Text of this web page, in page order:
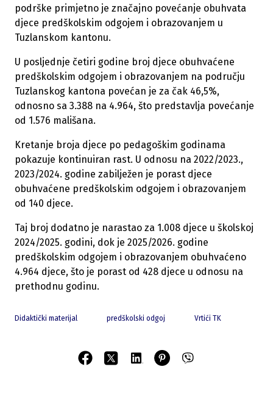
podrške primjetno je značajno povećanje obuhvata
djece predškolskim odgojem i obrazovanjem u
Tuzlanskom kantonu.
U posljednje četiri godine broj djece obuhvaćene
predškolskim odgojem i obrazovanjem na području
Tuzlanskog kantona povećan je za čak 46,5%,
odnosno sa 3.388 na 4.964, što predstavlja povećanje
od 1.576 mališana.
Kretanje broja djece po pedagoškim godinama
pokazuje kontinuiran rast. U odnosu na 2022/2023.,
2023/2024. godine zabilježen je porast djece
obuhvaćene predškolskim odgojem i obrazovanjem
od 140 djece.
Taj broj dodatno je narastao za 1.008 djece u školskoj
2024/2025. godini, dok je 2025/2026. godine
predškolskim odgojem i obrazovanjem obuhvaćeno
4.964 djece, što je porast od 428 djece u odnosu na
prethodnu godinu.
Didaktički materijal predškolski odgoj Vrtići TK